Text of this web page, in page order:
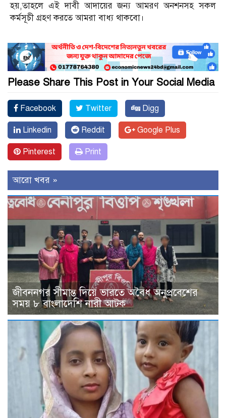
হয়,তাহলে এই দাবী আদায়ের জন্য আমরণ অনশনসহ সকল
কর্মসূচী গ্রহণ করতে আমরা বাধ্য থাকবো।
Please Share This Post in Your Social Media
Facebook Twitter Digg
Linkedin Reddit Google Plus
Pinterest Print
আরো খবর »
জীবননগর সীমান্ত দিয়ে ভারতে অবৈধ অনুপ্রবেশের
সময় ৮ বাংলাদেশি নারী আটক